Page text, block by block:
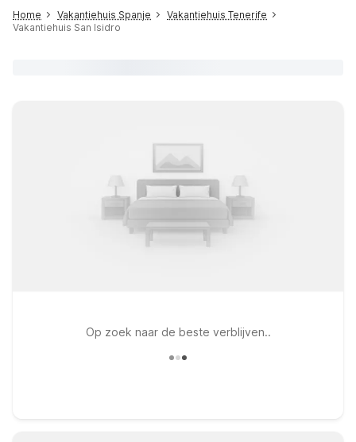
Home Vakantiehuis Spanje
Vakantiehuis Tenerife
Vakantiehuis San Isidro
Op zoek naar de beste verblijven..